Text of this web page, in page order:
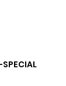
SPECIAL